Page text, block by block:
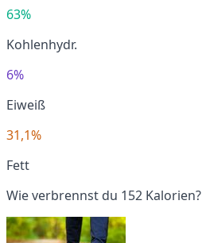
63%
Kohlenhydr.
6%
Eiweiß
31,1%
Fett
Wie verbrennst du 152 Kalorien?